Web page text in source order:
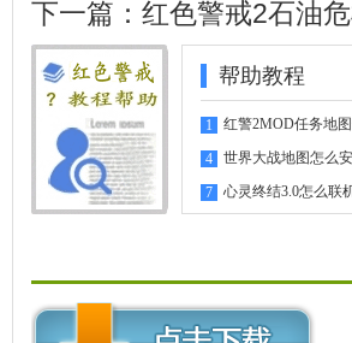
下一篇： 红色警戒2石油
帮助教程
1
红警2MOD任务地
指南
4 世界大战地图怎么
7 心灵终结3.0怎么联